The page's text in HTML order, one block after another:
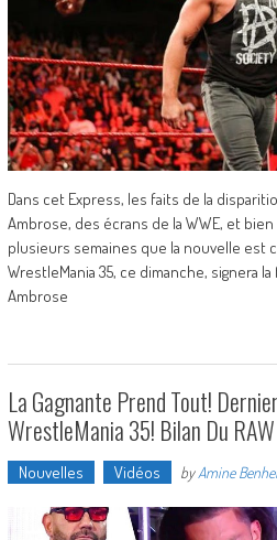
Dans cet Express, les faits de la
Ambrose, des écrans de la WWE, et
plusieurs semaines que la nouvelle est
WrestleMania 35, ce dimanche, signera
Ambrose
La Gagnante Prend Tout!
WrestleMania 35! Bilan Du
Nouvelles Vidéos byAmine